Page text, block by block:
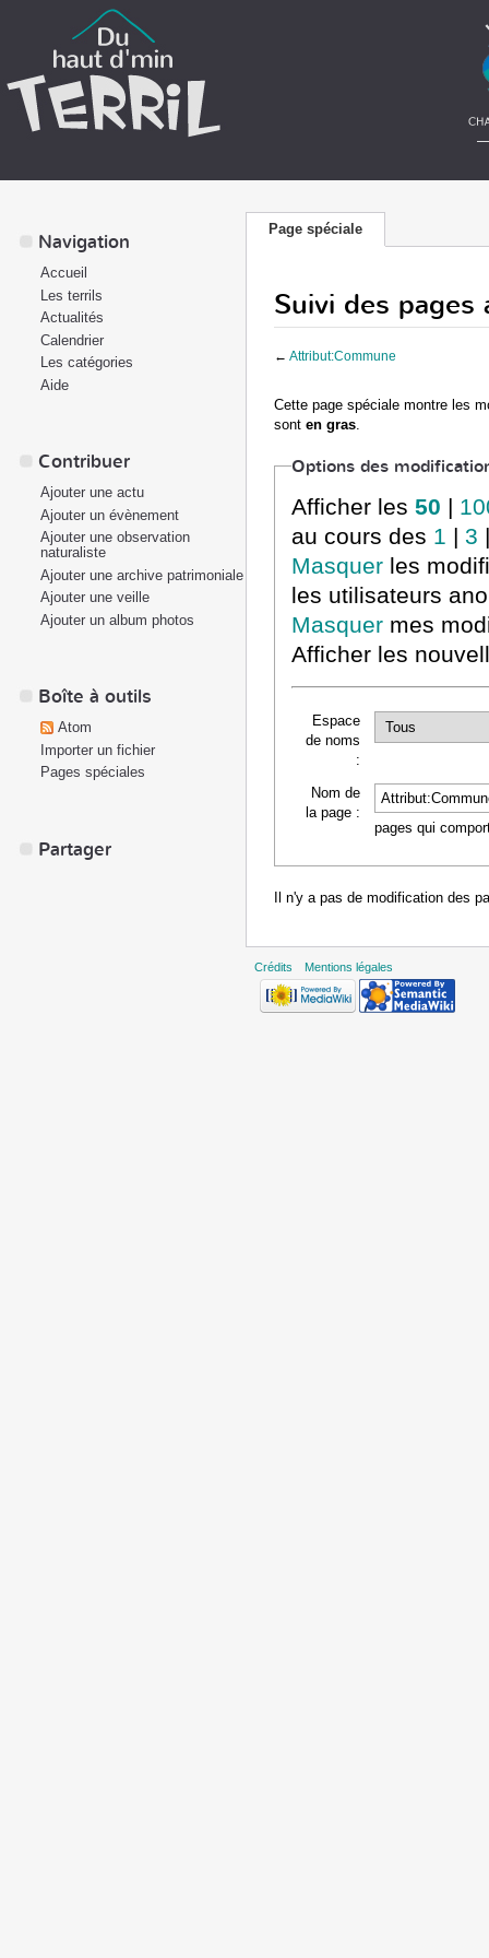
Page spéciale
Suivi des
← Attribut:Commune
Cette page spéciale montre les
sont en gras
Options des
Afficher les 50 |
au cours des 1 | 3
Masquer les
les utilisateurs
Masquer mes
Afficher les
Espace
de noms
:
Nom de
la page :
pages qui
Il n'y a pas de modification des
Navigation
Accueil
Les terrils
Actualités
Calendrier
Les catégories
Aide
Contribuer
Ajouter une actu
Ajouter un évènement
Ajouter une observation
naturaliste
Ajouter une archive patrimoniale
Ajouter une veille
Ajouter un album photos
Boîte à outils
Atom
Importer un fichier
Pages spéciales
Partager
Crédits Mentions légales